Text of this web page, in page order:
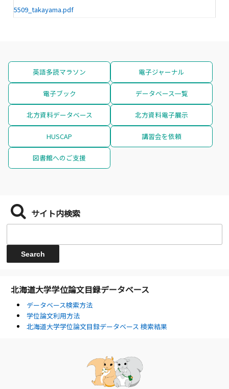
5509_takayama.pdf
英語多読マラソン 電子ジャーナル
電子ブック データベース一覧
北方資料データベース 北方資料電子展示
HUSCAP 講習会を依頼
図書館へのご支援
サイト内検索
北海道大学学位論文目録データベース
データベース検索方法
学位論文利用方法
北海道大学学位論文目録データベース 検索結果